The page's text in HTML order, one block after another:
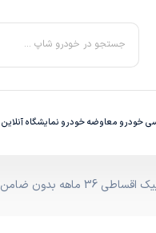
جستجو در خودرو شاپ ...
خودرو معاوضه خودرو نمایشگاه آنلاین
بدون ضامن؛ همین امروز اقدام کن تا جا نمونی!